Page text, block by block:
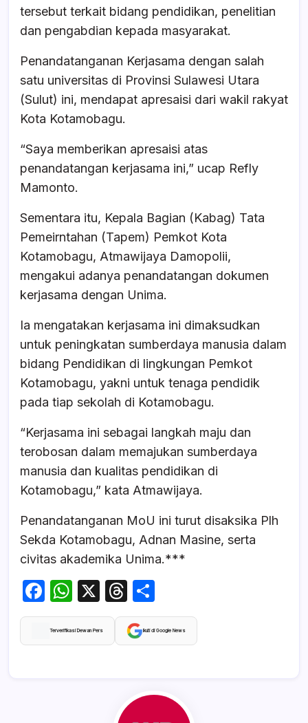
tersebut terkait bidang pendidikan, penelitian
dan pengabdian kepada masyarakat.
Penandatanganan Kerjasama dengan salah
satu universitas di Provinsi Sulawesi Utara
(Sulut) ini, mendapat apresaisi dari wakil rakyat
Kota Kotamobagu.
“Saya memberikan apresaisi atas
penandatangan kerjasama ini,” ucap Refly
Mamonto.
Sementara itu, Kepala Bagian (Kabag) Tata
Pemeirntahan (Tapem) Pemkot Kota
Kotamobagu, Atmawijaya Damopolii,
mengakui adanya penandatangan dokumen
kerjasama dengan Unima.
Ia mengatakan kerjasama ini dimaksudkan
untuk peningkatan sumberdaya manusia dalam
bidang Pendidikan di lingkungan Pemkot
Kotamobagu, yakni untuk tenaga pendidik
pada tiap sekolah di Kotamobagu.
“Kerjasama ini sebagai langkah maju dan
terobosan dalam memajukan sumberdaya
manusia dan kualitas pendidikan di
Kotamobagu,” kata Atmawijaya.
Penandatanganan MoU ini turut disaksika Plh
Sekda Kotamobagu, Adnan Masine, serta
civitas akademika Unima.***
F
a
c
W
h
at
X
T
hr
e
s
h
ar
Terverifikasi Dewan Pers Ikuti di Google News